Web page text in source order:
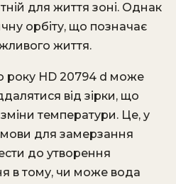
для життя зоні. Однак
орбіту, що позначає
життя.
року HD 20794 d може
від зірки, що
температури. Це, у
для замерзання
до утворення
в тому, чи може вода